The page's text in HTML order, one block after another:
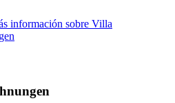
información sobre Villa